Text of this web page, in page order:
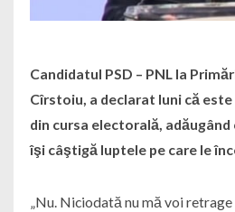
Candidatul PSD – PNL la
Cîrstoiu, a declarat luni că
din cursa electorală, adăugând
îşi câştigă luptele pe care le
„Nu. Niciodată nu mă voi retrage